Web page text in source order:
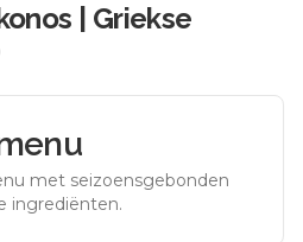
| Griekse
met seizoensgebonden
ingrediënten.